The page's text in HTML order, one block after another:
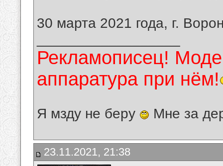
30 марта 2021 года, г.
Рекламописец!
аппаратура при нём!
Я мзду не беру Мне за
23.11.2021, 21:38